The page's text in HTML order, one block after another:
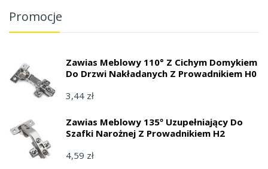
Promocje
Zawias Meblowy 110° Z Cichym Domykiem
Do Drzwi Nakładanych Z Prowadnikiem H0
3,44 zł
Zawias Meblowy 135º Uzupełniający Do
Szafki Narożnej Z Prowadnikiem H2
4,59 zł